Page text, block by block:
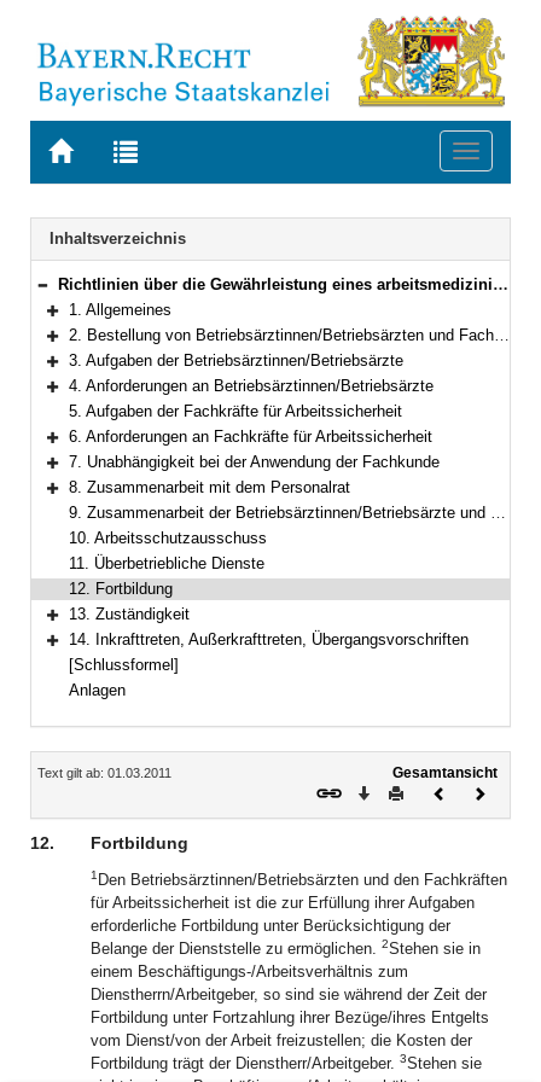
Zur
BAYERN.RECHT
Zur
letzten
Suche
Toggle
Navigation
Inhaltsverzeichnis
Bereich reduzieren
Richtlinien über die Gewährleistung eines arbeitsmedizinischen und sicherheitstechnischen Arbeitsschutzes in der staatlichen Verwaltung des Freistaates Bayern
Bereich erweitern
1. Allgemeines
Bereich erweitern
2. Bestellung von Betriebsärztinnen/Betriebsärzten und Fachkräften für Arbeitssicherheit, Einsatzzeiten
Bereich erweitern
3. Aufgaben der Betriebsärztinnen/Betriebsärzte
Bereich erweitern
4. Anforderungen an Betriebsärztinnen/Betriebsärzte
5. Aufgaben der Fachkräfte für Arbeitssicherheit
Bereich erweitern
6. Anforderungen an Fachkräfte für Arbeitssicherheit
Bereich erweitern
7. Unabhängigkeit bei der Anwendung der Fachkunde
Bereich erweitern
8. Zusammenarbeit mit dem Personalrat
9. Zusammenarbeit der Betriebsärztinnen/Betriebsärzte und der Fachkräfte für Arbeitssicherheit
10. Arbeitsschutzausschuss
11. Überbetriebliche Dienste
12. Fortbildung
Bereich erweitern
13. Zuständigkeit
Bereich erweitern
14. Inkrafttreten, Außerkrafttreten, Übergangsvorschriften
[Schlussformel]
Anlagen
Inhalt
Text gilt ab: 01.03.2011
Gesamtansicht
Download
DruckenVorheriges
12. Fortbildung
1 Den Betriebsärztinnen/Betriebsärzten und den Fachkräften
für Arbeitssicherheit ist die zur Erfüllung ihrer Aufgaben
erforderliche Fortbildung unter Berücksichtigung der
Belange der Dienststelle zu ermöglichen. 2Stehen sie in
einem Beschäftigungs-/Arbeitsverhältnis zum
Dienstherrn/Arbeitgeber, so sind sie während der Zeit der
Fortbildung unter Fortzahlung ihrer Bezüge/ihres Entgelts
vom Dienst/von der Arbeit freizustellen; die Kosten der
Fortbildung trägt der Dienstherr/Arbeitgeber. 3Stehen sie